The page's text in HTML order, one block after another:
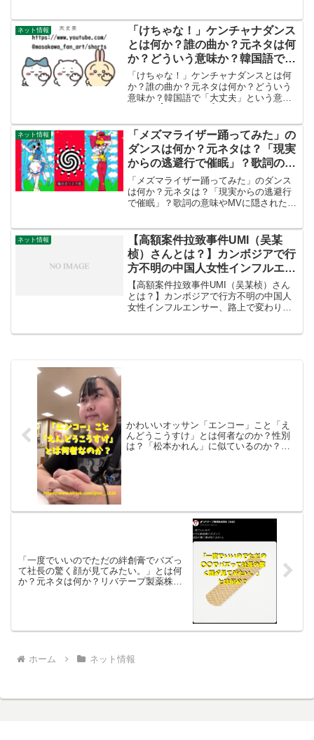
ｔｕｂｅのショート動画に興味を持ち、
調べてみました。このペー...
ネット情報
「けちゃな！」ケンチャナダンス
とは何か？誰の曲か？元ネタは何
か？どういう意味か？韓国語で
「大丈夫」という意味の
「KHÔNG SAO CẢ」（フィーチ
ャリング・7dnight）とダンスを
「けちゃな！」ケンチャナダンスとは何
か？誰の曲か？元ネタは何か？どういう
意味か？韓国語で「大丈夫」という意味
ゃな！」と歌うダンスはいったい何なの
でしょう...
ネット情報
「メズマライザー踊ってみた」の
ダンスは何か？元ネタは？「現実
からの逃避行で催眠」？歌詞の意
味やMVに隠された意味とは？
HELP？SOS？初音ミクが闇落
ち？狂気？ベロ出しはなぜ？作者
さんについて調べる
「メズマライザー踊ってみた」のダンス
は何か？元ネタは？「現実からの逃避行
で催眠」？歌詞の意味やMVに隠された意
ツキ」さん、「channel」さんについて調
べるこのよ...
ネット情報
【高額案件拉致事件UMI（吴某
桢）さんとは？】カンボジアで行
方不明の中国人女性インフルエン
サー、路上で変わり果てた姿で発
見
【高額案件拉致事件UMI（吴某桢）さん
とは？】カンボジアで行方不明の中国人
女性インフルエンサー、路上で変わり果
かわいいオッサン「エンコー」こと「え
んどうこうすけ」とは何者なのか？性別
は？「松本かれん」に似ているのか？イ
「一度でいいのでただの絆創膏でバズっ
て社長の驚く顔が見てみたい。」とは何
か？元ネタは何か？リバテープ製薬株式
ホーム ネット情報